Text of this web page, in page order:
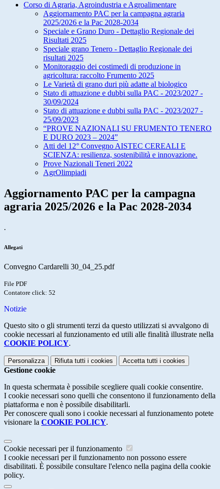
Corso di Agraria, Agroindustria e Agroalimentare
Aggiornamento PAC per la campagna agraria
2025/2026 e la Pac 2028-2034
Speciale e Grano Duro - Dettaglio Regionale dei
Risultati 2025
Speciale grano Tenero - Dettaglio Regionale dei
risultati 2025
Monitoraggio dei costimedi di produzione in
agricoltura: raccolto Frumento 2025
Le Varietà di grano duri più adatte al biologico
Stato di attuazione e dubbi sulla PAC - 2023/2027 -
30/09/2024
Stato di attuazione e dubbi sulla PAC - 2023/2027 -
25/09/2023
“PROVE NAZIONALI SU FRUMENTO TENERO
E DURO 2023 – 2024”
Atti del 12° Convegno AISTEC CEREALI E
SCIENZA: resilienza, sostenibilità e innovazione.
Prove Nazionali Teneri 2022
AgrOlimpiadi
Aggiornamento PAC per la campagna
agraria 2025/2026 e la Pac 2028-2034
.
Allegati
Convegno Cardarelli 30_04_25.pdf
File PDF
Contatore click: 52
Notizie
Questo sito o gli strumenti terzi da questo utilizzati si avvalgono di
cookie necessari al funzionamento ed utili alle finalità illustrate nella
COOKIE POLICY.
Personalizza Rifiuta tutti i cookies Accetta tutti i cookies
Gestione cookie
In questa schermata è possibile scegliere quali cookie consentire.
I cookie necessari sono quelli che consentono il funzionamento della
piattaforma e non è possibile disabilitarli.
Per conoscere quali sono i cookie necessari al funzionamento potete
visionare la COOKIE POLICY.
Cookie necessari per il funzionamento
I cookie necessari per il funzionamento non possono essere
disabilitati. È possibile consultare l'elenco nella pagina della cookie
policy.